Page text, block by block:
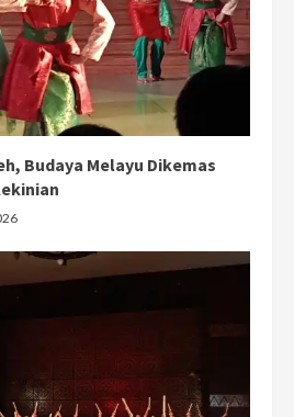
Budaya Melayu Dikemas